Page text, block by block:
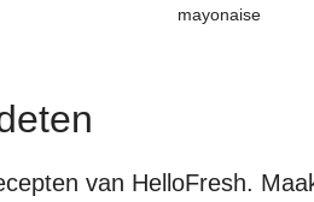
mayonaise
van HelloFresh.